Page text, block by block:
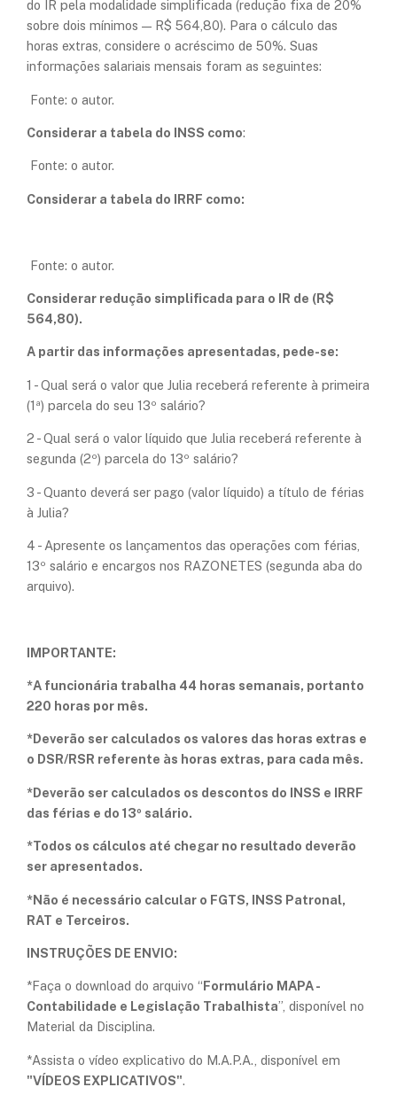
do IR pela modalidade simplificada (redução fixa de 20%
sobre dois mínimos — R$ 564,80). Para o cálculo das
horas extras, considere o acréscimo de 50%. Suas
informações salariais mensais foram as seguintes:
Fonte: o autor.
Considerar a tabela do INSS como:
Fonte: o autor.
Considerar a tabela do IRRF como:
Fonte: o autor.
Considerar redução simplificada para o IR de (R$
564,80).
A partir das informações apresentadas, pede-se:
1 - Qual será o valor que Julia receberá referente à primeira
(1ª) parcela do seu 13º salário?
2 - Qual será o valor líquido que Julia receberá referente à
segunda (2º) parcela do 13º salário?
3 - Quanto deverá ser pago (valor líquido) a título de férias
à Julia?
4 - Apresente os lançamentos das operações com férias,
13º salário e encargos nos RAZONETES (segunda aba do
arquivo).
IMPORTANTE:
*A funcionária trabalha 44 horas semanais, portanto
220 horas por mês.
*Deverão ser calculados os valores das horas extras e
o DSR/RSR referente às horas extras, para cada mês.
*Deverão ser calculados os descontos do INSS e IRRF
das férias e do 13º salário.
*Todos os cálculos até chegar no resultado deverão
ser apresentados.
*Não é necessário calcular o FGTS, INSS Patronal,
RAT e Terceiros.
INSTRUÇÕES DE ENVIO:
​*Faça o download do arquivo “Formulário MAPA -
Contabilidade e Legislação Trabalhista”, disponível no
Material da Disciplina.
​​*Assista o vídeo explicativo do M.A.P.A., disponível em
"VÍDEOS EXPLICATIVOS".